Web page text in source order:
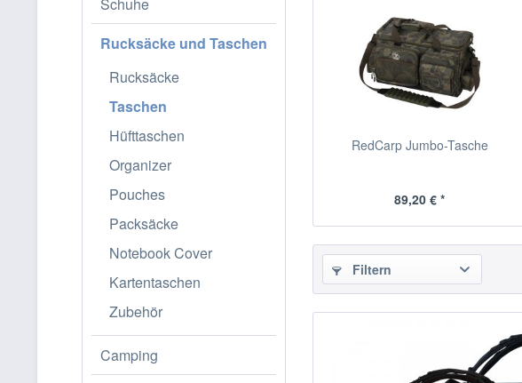
Rucksäcke und Taschen
Rucksäcke
Taschen
Hüfttaschen
Organizer
Pouches
Packsäcke
Notebook Cover
Kartentaschen
Zubehör
Camping
RedCarp Jumbo-Tasche
89,20 € *
Filtern